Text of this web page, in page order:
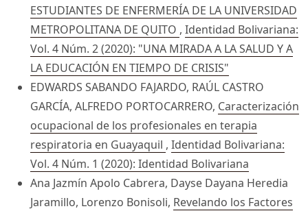
ESTUDIANTES DE ENFERMERÍA DE LA UNIVERSIDAD
METROPOLITANA DE QUITO , Identidad Bolivariana:
Vol. 4 Núm. 2 (2020): "UNA MIRADA A LA SALUD Y A
LA EDUCACIÓN EN TIEMPO DE CRISIS"
EDWARDS SABANDO FAJARDO, RAÚL CASTRO
GARCÍA, ALFREDO PORTOCARRERO, Caracterización
ocupacional de los profesionales en terapia
respiratoria en Guayaquil , Identidad Bolivariana:
Vol. 4 Núm. 1 (2020): Identidad Bolivariana
Ana Jazmín Apolo Cabrera, Dayse Dayana Heredia
Jaramillo, Lorenzo Bonisoli, Revelando los Factores